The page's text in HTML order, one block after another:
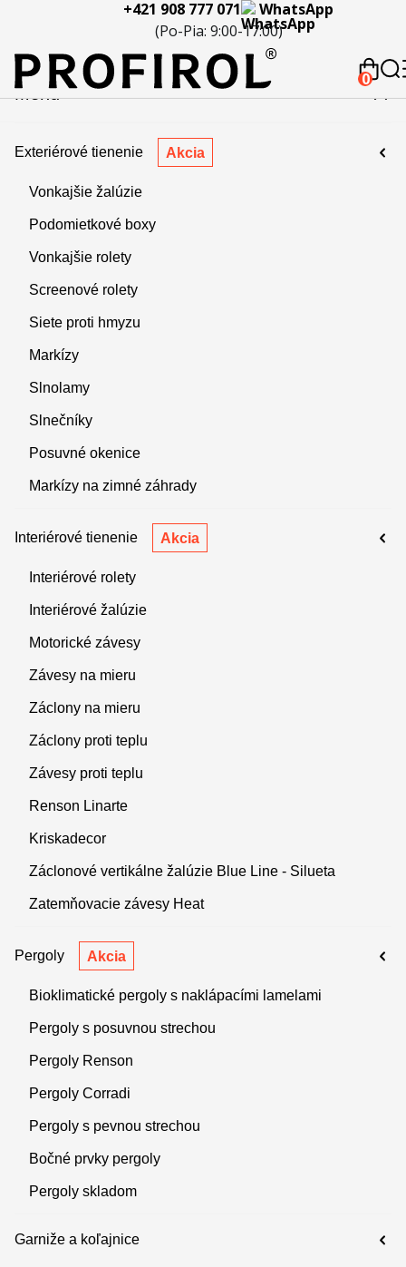
Servis a
reklamácie
KontaktyKariéraSpolupráca
777 071
+421 908 777 071
WhatsApp
(Po-Pia: 9:00-17:00)
0
Menu
Exteriérové tienenie Akcia
Vonkajšie žalúzie
Podomietkové boxy
Vonkajšie rolety
Screenové rolety
Siete proti hmyzu
Markízy
Slnolamy
Slnečníky
Posuvné okenice
Markízy na zimné záhrady
Interiérové tienenie Akcia
Interiérové rolety
Interiérové žalúzie
Motorické závesy
Závesy na mieru
Záclony na mieru
Záclony proti teplu
Závesy proti teplu
Renson Linarte
Kriskadecor
Záclonové vertikálne žalúzie Blue Line - Silueta
Zatemňovacie závesy Heat
Pergoly Akcia
Bioklimatické pergoly s naklápacími lamelami
Pergoly s posuvnou strechou
Pergoly Renson
Pergoly Corradi
Pergoly s pevnou strechou
Bočné prvky pergoly
Pergoly skladom
Garniže a koľajnice